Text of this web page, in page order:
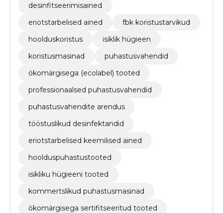
desinfitseerimisained
eriotstarbelised ained
fbk koristustarvikud
hoolduskoristus
isiklik hügieen
koristusmasinad
puhastusvahendid
ökomärgisega (ecolabel) tooted
professionaalsed puhastusvahendid
puhastusvahendite arendus
tööstuslikud desinfektandid
eriotstarbelised keemilised ained
hoolduspuhastustooted
isikliku hügieeni tooted
kommertslikud puhastusmasinad
ökomärgisega sertifitseeritud tooted